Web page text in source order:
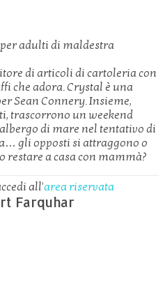
adulti di maldestra
di articoli di cartoleria con
che adora. Crystal è una
Sean Connery. Insieme,
trascorrono un weekend
di mare nel tentativo di
gli opposti si attraggono o
restare a casa con mammà?
all'area riservata
Farquhar